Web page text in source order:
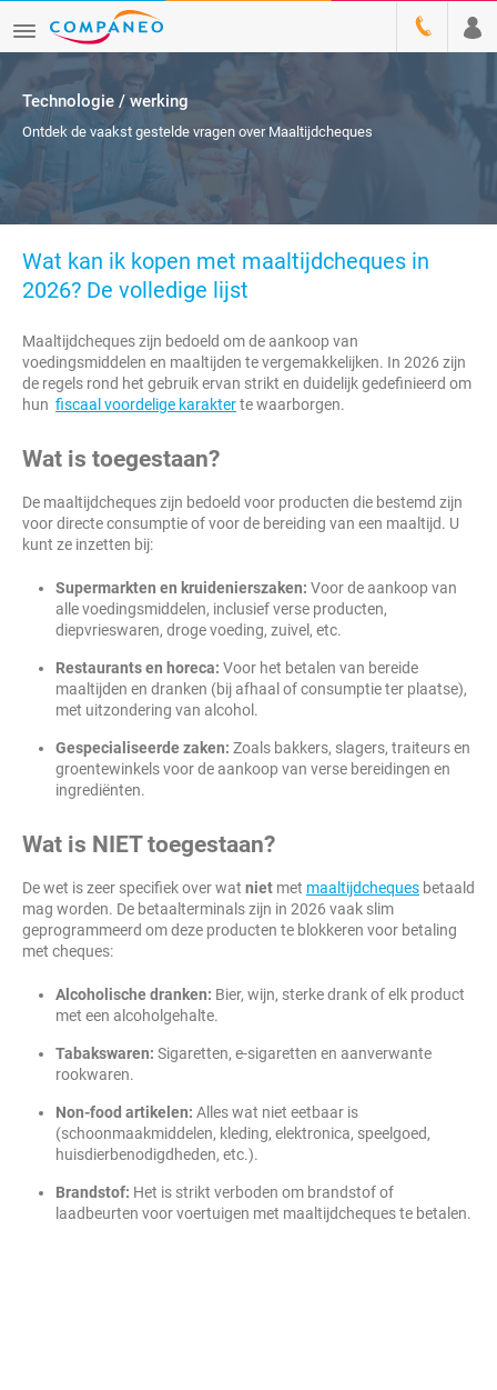
Technologie / werking
Ontdek de vaakst gestelde vragen over Maaltijdcheques
Wat kan ik kopen met maaltijdcheques in
2026? De volledige lijst
Maaltijdcheques zijn bedoeld om de aankoop van
voedingsmiddelen en maaltijden te vergemakkelijken. In 2026 zijn
de regels rond het gebruik ervan strikt en duidelijk gedefinieerd om
hun fiscaal voordelige karakterte waarborgen.
Wat is toegestaan?
De maaltijdcheques zijn bedoeld voor producten die bestemd zijn
voor directe consumptie of voor de bereiding van een maaltijd. U
kunt ze inzetten bij:
Supermarkten en kruidenierszaken: Voor de aankoop van
alle voedingsmiddelen, inclusief verse producten,
diepvrieswaren, droge voeding, zuivel, etc.
Restaurants en horeca: Voor het betalen van bereide
maaltijden en dranken (bij afhaal of consumptie ter plaatse),
met uitzondering van alcohol.
Gespecialiseerde zaken: Zoals bakkers, slagers, traiteurs en
groentewinkels voor de aankoop van verse bereidingen en
ingrediënten.
Wat is NIET toegestaan?
De wet is zeer specifiek over wat niet met maaltijdcheques betaald
mag worden. De betaalterminals zijn in 2026 vaak slim
geprogrammeerd om deze producten te blokkeren voor betaling
met cheques:
Alcoholische dranken: Bier, wijn, sterke drank of elk product
met een alcoholgehalte.
Tabakswaren: Sigaretten, e-sigaretten en aanverwante
rookwaren.
Non-food artikelen: Alles wat niet eetbaar is
(schoonmaakmiddelen, kleding, elektronica, speelgoed,
huisdierbenodigdheden, etc.).
Brandstof: Het is strikt verboden om brandstof of
laadbeurten voor voertuigen met maaltijdcheques te betalen.